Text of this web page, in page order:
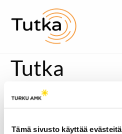
Tämä sivusto käyttää evästeitä
Tutka